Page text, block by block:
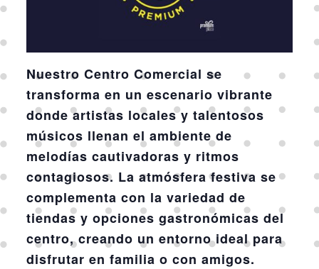
Nuestro Centro Comercial se
transforma en un escenario vibrante
donde artistas locales y talentosos
músicos llenan el ambiente de
melodías cautivadoras y ritmos
contagiosos. La atmósfera festiva se
complementa con la variedad de
tiendas y opciones gastronómicas del
centro, creando un entorno ideal para
disfrutar en familia o con amigos.